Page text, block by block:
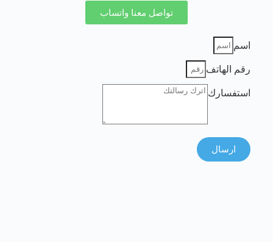
تواصل معنا واتساب
اسم
رقم الهاتف
استفسارك
ارسال